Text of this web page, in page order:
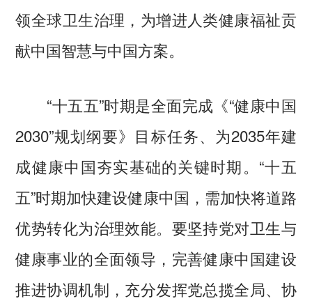
领全球卫生治理，为增进人类健康福祉贡
献中国智慧与中国方案。
“十五五”时期是全面完成《“健康中国
2030”规划纲要》目标任务、为2035年建
成健康中国夯实基础的关键时期。“十五
五”时期加快建设健康中国，需加快将道路
优势转化为治理效能。要坚持党对卫生与
健康事业的全面领导，完善健康中国建设
推进协调机制，充分发挥党总揽全局、协